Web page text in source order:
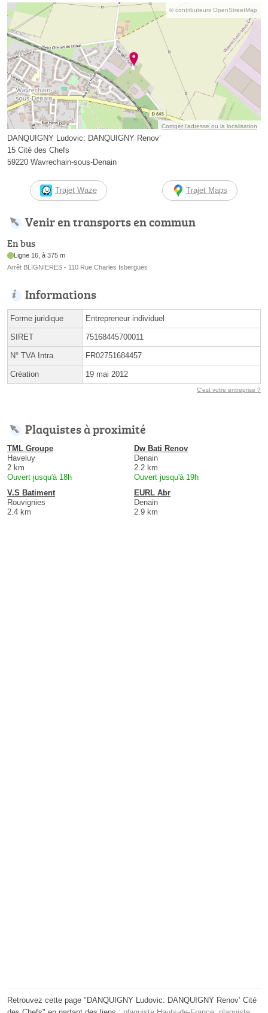
© contributeurs OpenStreetMap
Corriger l’adresse ou la localisation
DANQUIGNY Ludovic: DANQUIGNY Renov’
15 Cité des Chefs
59220 Wavrechain-sous-Denain
Trajet Waze Trajet Maps
Venir en transports en commun
En bus
Ligne 16, à 375 m
Arrêt BLIGNIERES - 110 Rue Charles Isbergues
Informations
Forme juridique Entrepreneur individuel
SIRET 75168445700011
N° TVA Intra. FR02751684457
Création 19 mai 2012
C'est votre entreprise ?
Plaquistes à proximité
TML Groupe
Haveluy
2 km
Ouvert jusqu'à 18h
Dw Bati Renov
Denain
2.2 km
Ouvert jusqu'à 19h
V.S Batiment
Rouvignies
2.4 km
EURL Abr
Denain
2.9 km
Retrouvez cette page "DANQUIGNY Ludovic: DANQUIGNY Renov’ Cité